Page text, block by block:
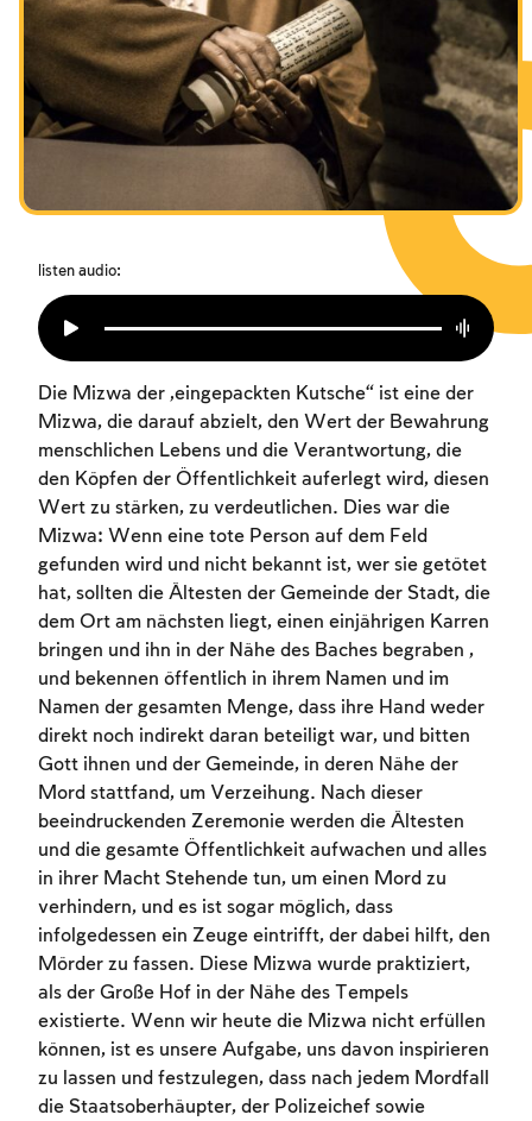
Das Fasten der Zerstörung
Amtseinführung
Purim
listen audio:
Die Mizwa der „eingepackten Kutsche“ ist eine der
Mizwa, die darauf abzielt, den Wert der Bewahrung
menschlichen Lebens und die Verantwortung, die
den Köpfen der Öffentlichkeit auferlegt wird, diesen
Wert zu stärken, zu verdeutlichen. Dies war die
Mizwa: Wenn eine tote Person auf dem Feld
gefunden wird und nicht bekannt ist, wer sie getötet
hat, sollten die Ältesten der Gemeinde der Stadt, die
dem Ort am nächsten liegt, einen einjährigen Karren
bringen und ihn in der Nähe des Baches begraben ,
und bekennen öffentlich in ihrem Namen und im
Namen der gesamten Menge, dass ihre Hand weder
direkt noch indirekt daran beteiligt war, und bitten
Gott ihnen und der Gemeinde, in deren Nähe der
Mord stattfand, um Verzeihung. Nach dieser
beeindruckenden Zeremonie werden die Ältesten
und die gesamte Öffentlichkeit aufwachen und alles
in ihrer Macht Stehende tun, um einen Mord zu
verhindern, und es ist sogar möglich, dass
infolgedessen ein Zeuge eintrifft, der dabei hilft, den
Mörder zu fassen. Diese Mizwa wurde praktiziert,
als der Große Hof in der Nähe des Tempels
existierte. Wenn wir heute die Mizwa nicht erfüllen
können, ist es unsere Aufgabe, uns davon inspirieren
zu lassen und festzulegen, dass nach jedem Mordfall
die Staatsoberhäupter, der Polizeichef sowie
Account required
To mark concepts as learned, you'll need
to create an account or log in.
Sign up Login